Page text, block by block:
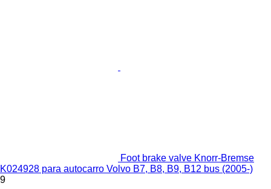
Foot brake valve Knorr-Bremse
K024928 para autocarro Volvo B7, B8, B9, B12 bus (2005-)
9